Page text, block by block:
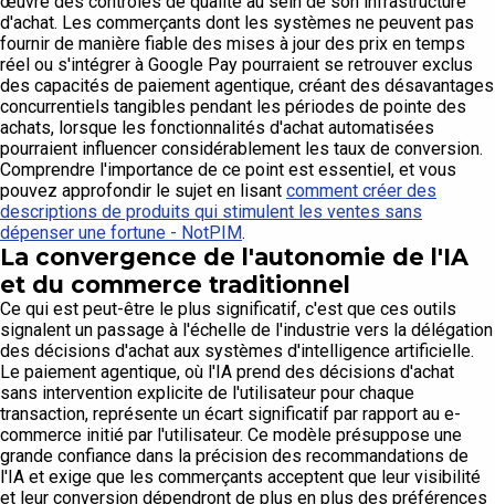
d'achat. Les commerçants dont les systèmes ne peuvent pas
fournir de manière fiable des mises à jour des prix en temps
réel ou s'intégrer à Google Pay pourraient se retrouver exclus
des capacités de paiement agentique, créant des désavantages
concurrentiels tangibles pendant les périodes de pointe des
achats, lorsque les fonctionnalités d'achat automatisées
pourraient influencer considérablement les taux de conversion.
Comprendre l'importance de ce point est essentiel, et vous
pouvez approfondir le sujet en lisant comment créer des
descriptions de produits qui stimulent les ventes sans
dépenser une fortune - NotPIM.
La convergence de l'autonomie de l'IA
et du commerce traditionnel
Ce qui est peut-être le plus significatif, c'est que ces outils
signalent un passage à l'échelle de l'industrie vers la délégation
des décisions d'achat aux systèmes d'intelligence artificielle.
Le paiement agentique, où l'IA prend des décisions d'achat
sans intervention explicite de l'utilisateur pour chaque
transaction, représente un écart significatif par rapport au e-
commerce initié par l'utilisateur. Ce modèle présuppose une
grande confiance dans la précision des recommandations de
l'IA et exige que les commerçants acceptent que leur visibilité
et leur conversion dépendront de plus en plus des préférences